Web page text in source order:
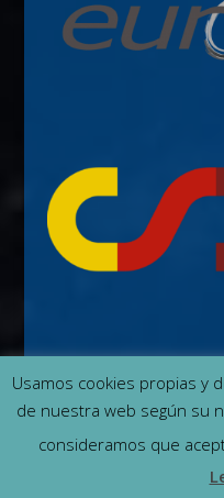
Contacto
Usamos cookies propias y
de nuestra web según su
consideramos que